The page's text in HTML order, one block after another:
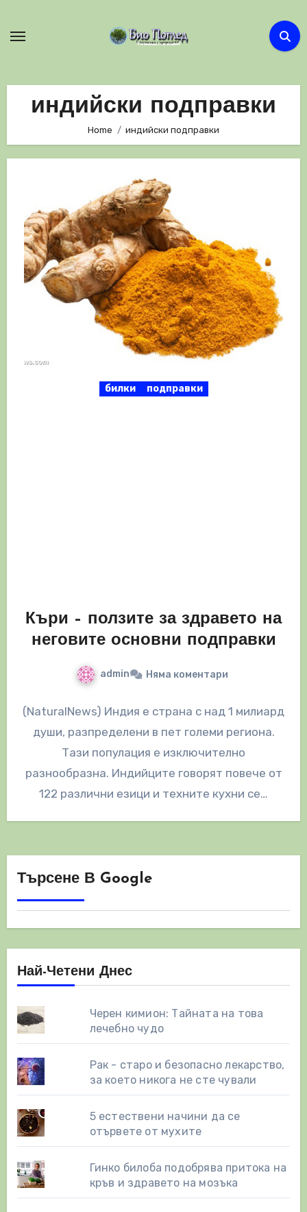
индийски подправки
Home индийски подправки
билки подправки
Къри – ползите за здравето на
неговите основни подправки
admin Няма коментари
(NaturalNews) Индия е страна с над 1 милиард
души, разпределени в пет големи региона.
Тази популация е изключително
разнообразна. Индийците говорят повече от
122 различни езици и техните кухни се…
Търсене В Google
Най-Четени Днес
Черен кимион: Тайната на това
лечебно чудо
Рак - старо и безопасно лекарство,
за което никога не сте чували
5 естествени начини да се
отървете от мухите
Гинко билоба подобрява притока на
кръв и здравето на мозъка